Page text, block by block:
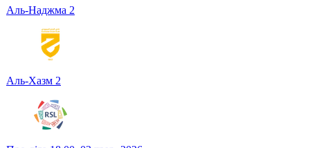
Аль-Наджма 2
Аль-Хазм 2